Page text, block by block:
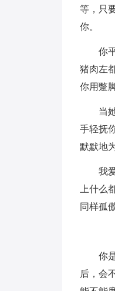
等，只
你。
你
猪肉左
你用蹩
当
手轻抚
默默地
我
上什么
同样孤
你
后，会